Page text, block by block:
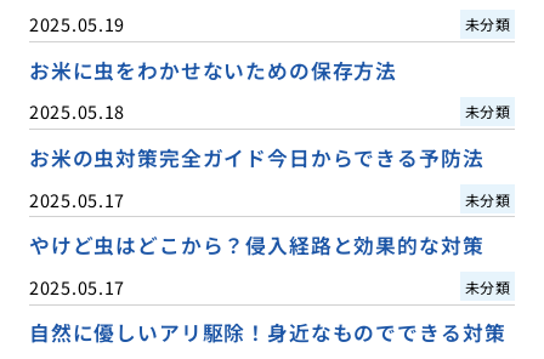
2025.05.19 未分類
お米に虫をわかせないための保存方法
2025.05.18 未分類
お米の虫対策完全ガイド今日からできる予防法
2025.05.17 未分類
やけど虫はどこから？侵入経路と効果的な対策
2025.05.17 未分類
自然に優しいアリ駆除！身近なものでできる対策